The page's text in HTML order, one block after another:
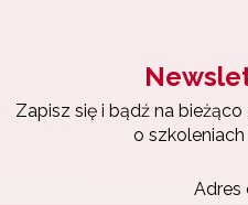
Zapisz się i bądź na
o
Adres